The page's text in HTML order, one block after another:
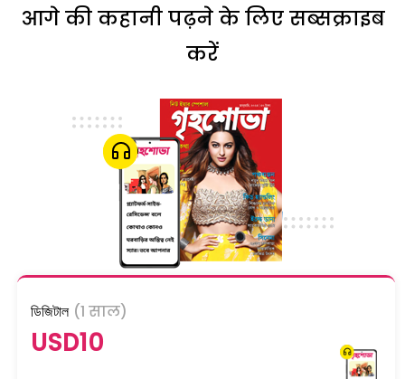
आगे की कहानी पढ़ने के लिए सब्सक्राइब
करें
ডিজিটাল (1 साल)
USD10